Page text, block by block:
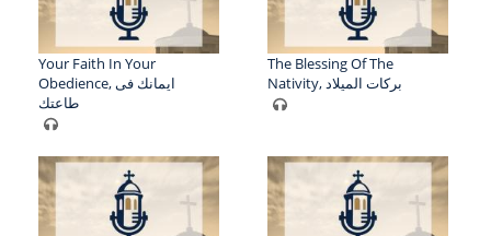
Your Faith In Your
Obedience, ايمانك فى
طاعتك
The Blessing Of The
Nativity, بركات الميلاد